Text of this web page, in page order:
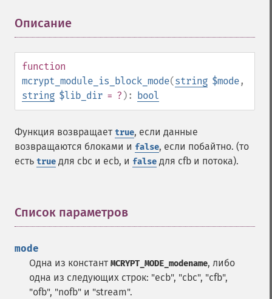
Описание
function
mcrypt_module_is_block_mode(string $mode,
string $lib_dir = ? ): bool
Функция возвращает true, если данные
возвращаются блоками и false, если побайтно. (то
есть true для cbc и ecb, и false для cfb и потока).
Список параметров
mode
Одна из констант MCRYPT_MODE_modename, либо
одна из следующих строк: "ecb", "cbc", "cfb",
"ofb", "nofb" и "stream".